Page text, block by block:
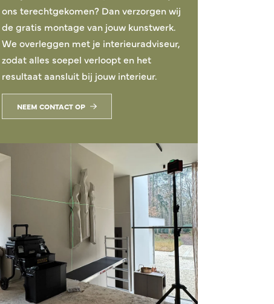
ons terechtgekomen? Dan verzorgen wij
de gratis montage van jouw kunstwerk.
We overleggen met je interieuradviseur,
zodat alles soepel verloopt en het
resultaat aansluit bij jouw interieur.
NEEM CONTACT OP